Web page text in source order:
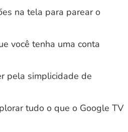
na tela para parear o
você tenha uma conta
pela simplicidade de
tudo o que o Google TV